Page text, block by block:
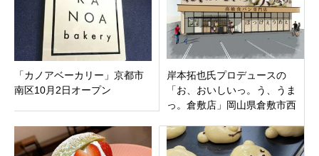
「カノアベーカリー」京都市
南区10月2日オープン
岸本拓也氏プロデュースの
「お、おいしいっ。う、うま
っ。倉敷店」岡山県倉敷市西
敷地内に10月30日グランドオ
ープン